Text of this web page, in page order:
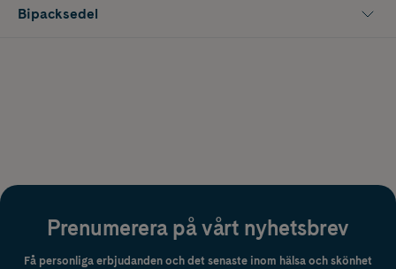
Bipacksedel
Prenumerera på vårt nyhetsbrev
Få personliga erbjudanden och det senaste inom hälsa och skönhet